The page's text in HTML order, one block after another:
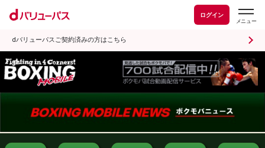
ログイン
dバリューパスご契約済みの方はこちら